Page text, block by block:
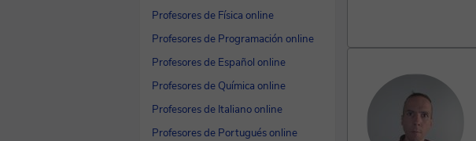
Profesores de Física online
Profesores de Programación online
Profesores de Español online
Profesores de Química online
Profesores de Italiano online
Profesores de Portugués online